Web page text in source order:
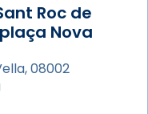
Roc de
Nova
08002